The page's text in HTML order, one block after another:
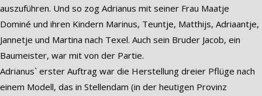
auszuführen. Und so zog Adrianus mit seiner Frau Maatje
Dominé und ihren Kindern Marinus, Teuntje, Matthijs, Adriaantje,
Jannetje und Martina nach Texel. Auch sein Bruder Jacob, ein
Baumeister, war mit von der Partie.
Adrianus` erster Auftrag war die Herstellung dreier Pflüge nach
einem Modell, das in Stellendam (in der heutigen Provinz